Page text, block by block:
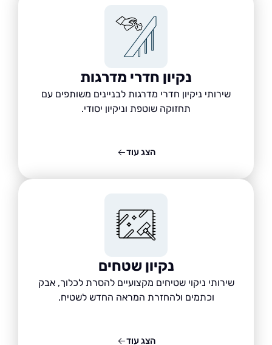
נקיון חדרי מדרגות
שירותי ניקיון חדרי מדרגות לבניינים משותפים עם
תחזוקה שוטפת וניקיון יסודי.
נקיון שטחים
שירותי ניקוי שטיחים מקצועיים להסרת לכלוך, אבק
וכתמים ולהחזרת המראה החדש לשטיח.